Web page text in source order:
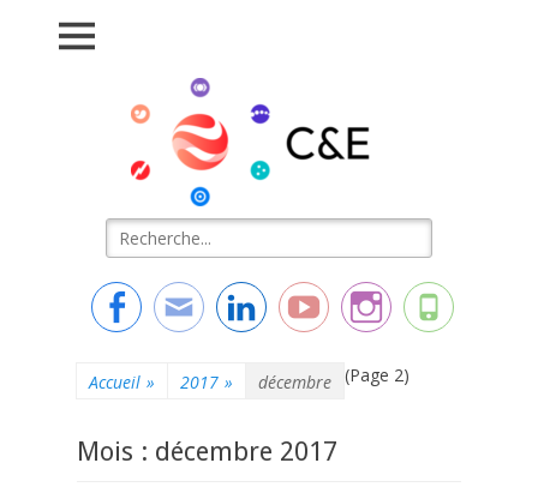
Evolution
L'essentiel de la formation
Rechercher :
Facebook
Adresse
contact
LinkedinYouTube
Instagram
Tél
Accueil » 2017 » décembre (Page 2)
Mois : décembre 2017